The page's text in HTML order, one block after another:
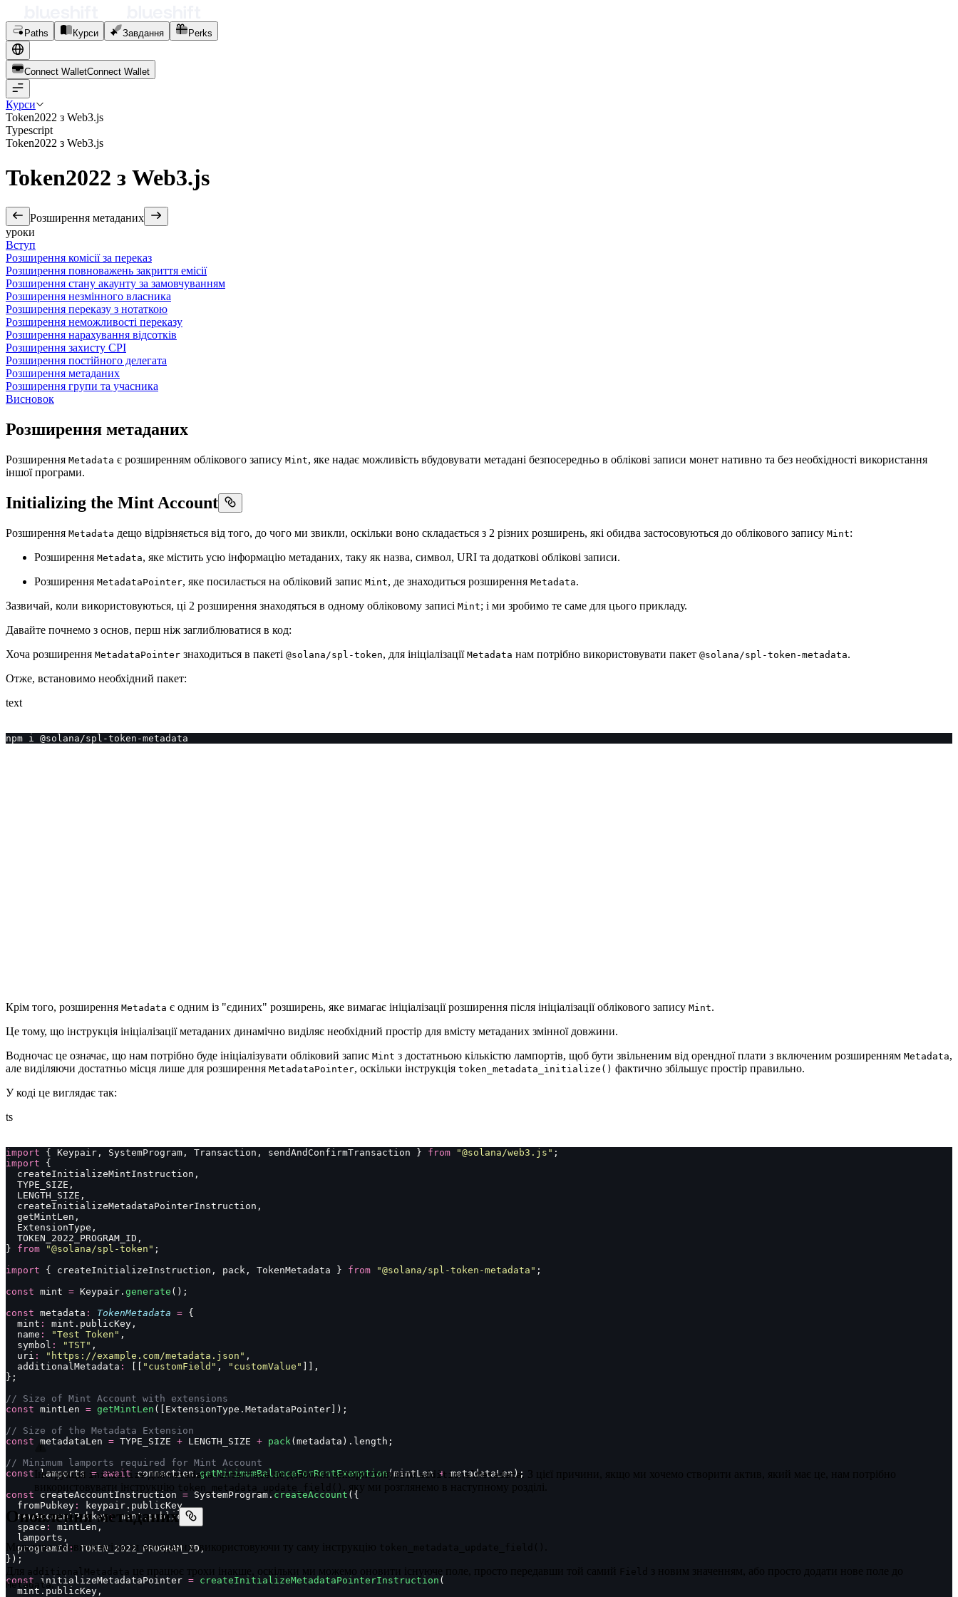
Paths Курси Завдання Perks
Connect WalletConnect Wal et
Курси
Token2022 з Web3.js
Typescript
Token2022 з Web3.js
Token2022 з Web3.js
Розширення метаданих
уроки
Вступ
Розширення комісії за переказ
Розширення повноважень закриття емісії
Розширення стану акаунту за замовчуванням
Розширення незмінного власника
Розширення переказу з нотаткою
Розширення неможливості переказу
Розширення нарахування відсотків
Розширення захисту CPI
Розширення постійного делегата
Розширення метаданих
Розширення групи та учасника
Висновок
Розширення метаданих
Розширення Metadata є розширенням облікового запису Mint, яке надає можливість вбудовувати метадані безпосередньо в облікові записи монет нативно та без необхідності використання
іншої програми.
Initializing the Mint Account
Розширення Metadata дещо відрізняється від того, до чого ми звикли, оскільки воно складається з 2 різних розширень, які обидва застосовуються до облікового запису Mint:
Розширення Metadata, яке містить усю інформацію метаданих, таку як назва, символ, URI та додаткові облікові записи.
Розширення MetadataPointer, яке посилається на обліковий запис Mint, де знаходиться розширення Metadata.
Зазвичай, коли використовуються, ці 2 розширення знаходяться в одному обліковому записі Mint; і ми зробимо те саме для цього прикладу.
Давайте почнемо з основ, перш ніж заглиблюватися в код:
Хоча розширення MetadataPointer знаходиться в пакеті @solana/spl-token, для ініціалізації Metadata нам потрібно використовувати пакет @solana/spl-token-metadata.
Отже, встановимо необхідний пакет:
text
npm i @solana/spl-token-metadata
Крім того, розширення Metadata є одним із "єдиних" розширень, яке вимагає ініціалізації розширення після ініціалізації облікового запису Mint.
Це тому, що інструкція ініціалізації метаданих динамічно виділяє необхідний простір для вмісту метаданих змінної довжини.
Водночас це означає, що нам потрібно буде ініціалізувати обліковий запис Mint з достатньою кількістю лампортів, щоб бути звільненим від орендної плати з включеним розширенням Metadata,
але виділяючи достатньо місця лише для розширення MetadataPointer, оскільки інструкція token_metadata_initialize() фактично збільшує простір правильно.
У коді це виглядає так:
ts
import { Keypair, SystemProgram, Transaction, sendAndConfirmTransaction } from "@solana/web3.js " ;
import {
  createInitializeMintInstruction,
  TYPE_SIZE,
  LENGTH_SIZE,
  createInitializeMetadataPointerInstruction,
  getMintLen,
  ExtensionType,
  TOKEN_2022_PROGRAM_ID,
} from "@solana/spl-token " ;
import { createInitializeInstruction, pack, TokenMetadata } from "@solana/spl-token-metadata " ;
const mint = Keypair. generate ();
const metadata : TokenMetadata = {
  mint
:
mint.publicKey,
  name
: "Test Token " ,
  symbol
: "TST" ,
  uri
: " https://example.com/metadata.json " ,
  additionalMetadata
: [[ " customField " , " customValue " ]],
};
// Size of Mint Account with extensions
const mintLen = getMintLen ([ExtensionType.MetadataPointer]);
// Size of the Metadata Extension
const metadataLen = TYPE_SIZE + LENGTH_SIZE + pack (metadata).length;
// Minimum lamports required for Mint Account
const lamports = await connection.getMinimumBalanceForRentExemption(mintLen + metadataLen);
const createAccountInstruction = SystemProgram. createAccount ({
  fromPubkey
:
keypair.publicKey,
  newAccountPubkey
: mint.publicKey,
  space
:
mintLen,
  lamports,
  programId
: TOKEN_2022_PROGRAM_ID,
});
const initializeMetadataPointer = createInitializeMetadataPointerInstruction (
  mint.publicKey,
Інструкція initializeдляmetadata-interfaceне дозволяє використовуватиadditionalMetadata. З цієї причини, якщо ми хочемо створити актив, який має це, нам потрібно
використовувати інструкцію token_metadata_update_field() , яку ми розглянемо в наступному розділі.
Оновлення метаданих
Можливо оновити всі поля метаданих, використовуючи ту саму інструкцію token_metadata_update_field()
Для additionalMetadata це працює трохи інакше, оскільки ми можемо оновити існуюче поле, просто передавши той самий Field з новим значенням, або просто додати нове поле до
Metadata.